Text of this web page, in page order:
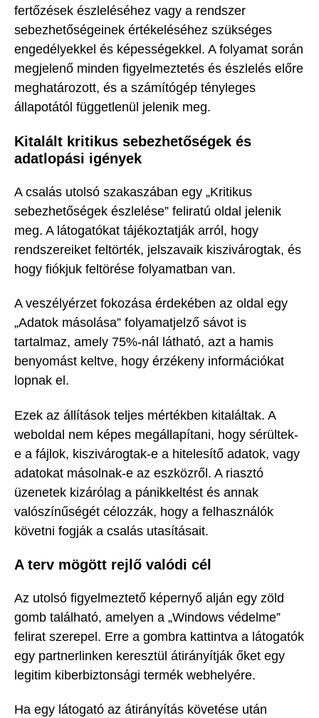
fertőzések észleléséhez vagy a rendszer
sebezhetőségeinek értékeléséhez szükséges
engedélyekkel és képességekkel. A folyamat során
megjelenő minden figyelmeztetés és észlelés előre
meghatározott, és a számítógép tényleges
állapotától függetlenül jelenik meg.
Kitalált kritikus sebezhetőségek és
adatlopási igények
A csalás utolsó szakaszában egy „Kritikus
sebezhetőségek észlelése” feliratú oldal jelenik
meg. A látogatókat tájékoztatják arról, hogy
rendszereiket feltörték, jelszavaik kiszivárogtak, és
hogy fiókjuk feltörése folyamatban van.
A veszélyérzet fokozása érdekében az oldal egy
„Adatok másolása” folyamatjelző sávot is
tartalmaz, amely 75%-nál látható, azt a hamis
benyomást keltve, hogy érzékeny információkat
lopnak el.
Ezek az állítások teljes mértékben kitaláltak. A
weboldal nem képes megállapítani, hogy sérültek-
e a fájlok, kiszivárogtak-e a hitelesítő adatok, vagy
adatokat másolnak-e az eszközről. A riasztó
üzenetek kizárólag a pánikkeltést és annak
valószínűségét célozzák, hogy a felhasználók
követni fogják a csalás utasításait.
A terv mögött rejlő valódi cél
Az utolsó figyelmeztető képernyő alján egy zöld
gomb található, amelyen a „Windows védelme”
felirat szerepel. Erre a gombra kattintva a látogatók
egy partnerlinken keresztül átirányítják őket egy
legitim kiberbiztonsági termék webhelyére.
Ha egy látogató az átirányítás követése után